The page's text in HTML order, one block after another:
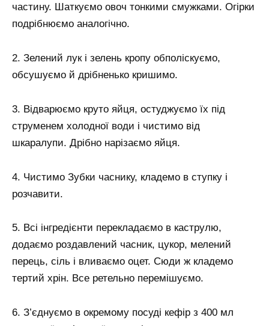
частину. Шаткуємо овоч тонкими смужками. Огірки
подрібнюємо аналогічно.
2. Зелений лук і зелень кропу обполіскуємо,
обсушуємо й дрібненько кришимо.
3. Відварюємо круто яйця, остуджуємо їх під
струменем холодної води і чистимо від
шкаралупи. Дрібно нарізаємо яйця.
4. Чистимо Зубки часнику, кладемо в ступку і
розчавити.
5. Всі інгредієнти перекладаємо в каструлю,
додаємо роздавлений часник, цукор, мелений
перець, сіль і вливаємо оцет. Сюди ж кладемо
тертий хрін. Все ретельно перемішуємо.
6. З’єднуємо в окремому посуді кефір з 400 мл